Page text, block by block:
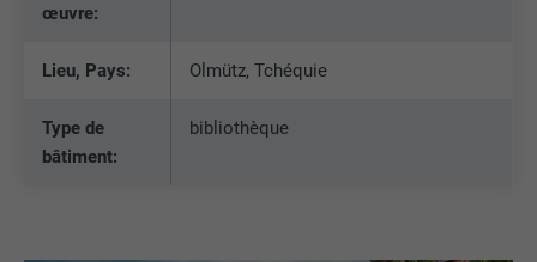
œuvre:
Lieu, Pays: Olmütz, Tchéquie
Type de
bâtiment:
bibliothèque